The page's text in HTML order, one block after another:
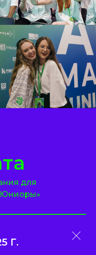
для
Г.